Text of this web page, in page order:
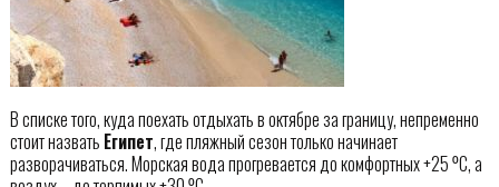
В списке того, куда поехать отдыхать в октябре за границу, непременно
стоит назвать Египет, где пляжный сезон только начинает
разворачиваться. Морская вода прогревается до комфортных +25 ⁰С, а